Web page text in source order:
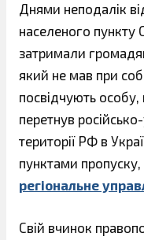
Днями неподалік
населеного
затримали
який не мав при
посвідчують
перетнув
території РФ в
пунктами
регіональне
Свій вчинок